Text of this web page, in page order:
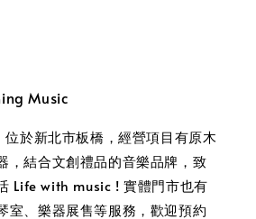
Music
於新北市板橋，經營項目有原木
，結合文創禮品的音樂品牌，致
Life with music ! 實體門市也有
室、樂器展售等服務，歡迎預約